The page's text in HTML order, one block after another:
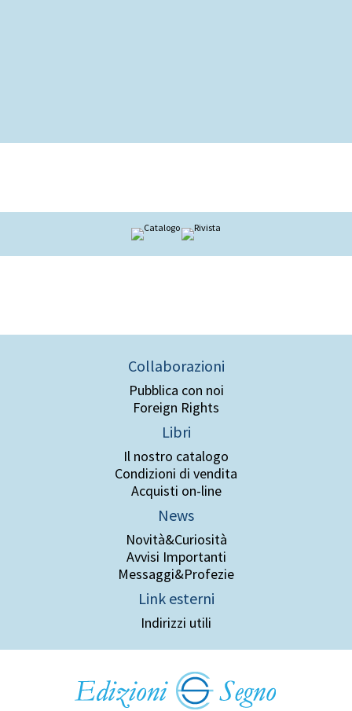
Collaborazioni
Pubblica con noi
Foreign Rights
Libri
Il nostro catalogo
Condizioni di vendita
Acquisti on-line
News
Novità&Curiosità
Avvisi Importanti
Messaggi&Profezie
Link esterni
Indirizzi utili